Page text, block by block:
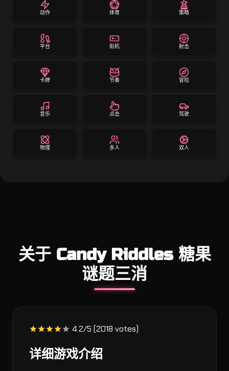
动作 体育 策略
平台 街机 射击
卡牌 节奏 冒险
音乐 点击 驾驶
物理 多人 双人
关于 Candy Riddles 糖果
谜题三消
4.2/5 (2018 votes)
详细游戏介绍